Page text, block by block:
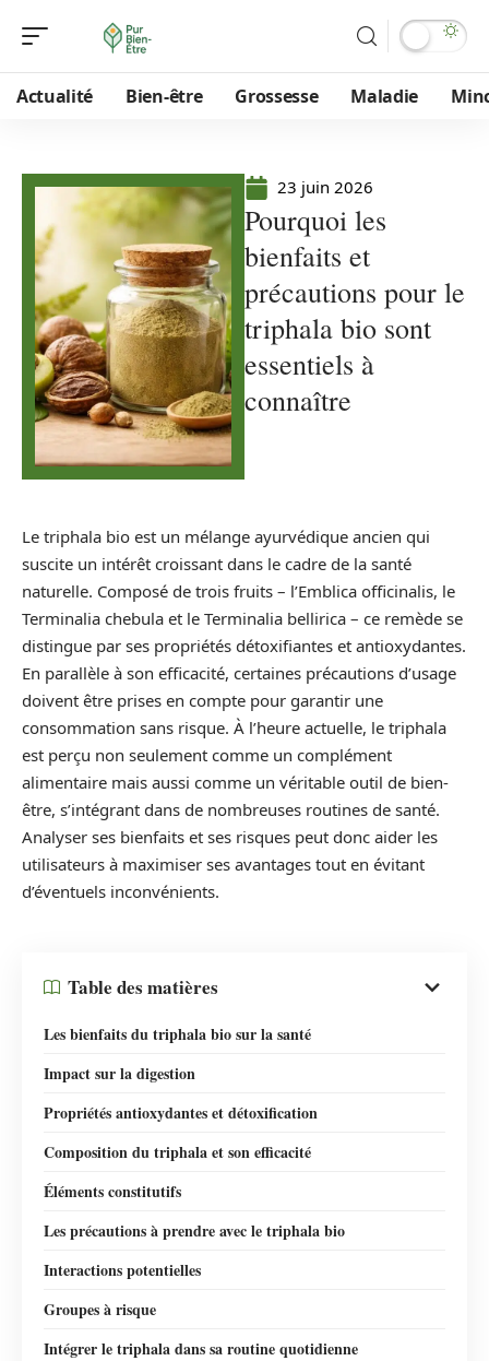
Actualité Bien-être Grossesse Maladie
23 juin 2026
Pourquoi les
bienfaits et
précautions pour le
triphala bio sont
essentiels à
connaître
Le triphala bio est un mélange ayurvédique ancien qui
suscite un intérêt croissant dans le cadre de la santé
naturelle. Composé de trois fruits – l’Emblica officinalis, le
Terminalia chebula et le Terminalia bellirica – ce remède se
distingue par ses propriétés détoxifiantes et antioxydantes.
En parallèle à son efficacité, certaines précautions d’usage
doivent être prises en compte pour garantir une
consommation sans risque. À l’heure actuelle, le triphala
est perçu non seulement comme un complément
alimentaire mais aussi comme un véritable outil de bien-
être, s’intégrant dans de nombreuses routines de santé.
Analyser ses bienfaits et ses risques peut donc aider les
utilisateurs à maximiser ses avantages tout en évitant
d’éventuels inconvénients.
Table des matières
Les bienfaits du triphala bio sur la santé
Impact sur la digestion
Propriétés antioxydantes et détoxification
Composition du triphala et son efficacité
Éléments constitutifs
Les précautions à prendre avec le triphala bio
Interactions potentielles
Groupes à risque
Intégrer le triphala dans sa routine quotidienne